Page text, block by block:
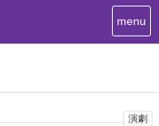
T
o
menu
演劇